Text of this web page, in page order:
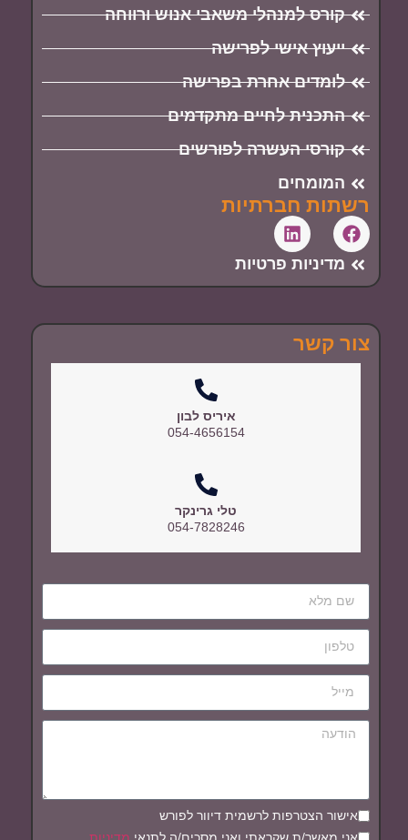
קורס למנהלי משאבי אנוש ורווחה
ייעוץ אישי לפרישה
לומדים אחרת בפרישה
התכנית לחיים מתקדמים
קורסי העשרה לפורשים
המומחים
רשתות חברתיות
מדיניות פרטיות
צור קשר
איריס לבון
054-4656154
טלי גרינקר
054-7828246
אישור הצטרפות לרשמית דיוור לפורש
אני מאשר/ת שקראתי ואני מסכים/ה לתנאי מדיניות